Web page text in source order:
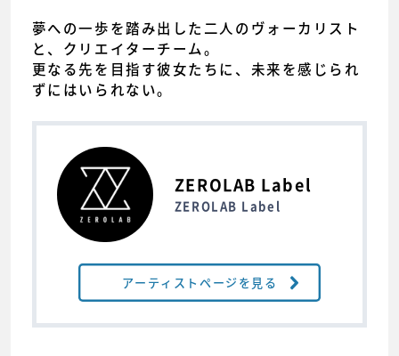
夢への一歩を踏み出した二人のヴォーカリスト
と、クリエイターチーム。
更なる先を目指す彼女たちに、未来を感じられ
ずにはいられない。
ZEROLAB Label
ZEROLAB Label
アーティストページを見る